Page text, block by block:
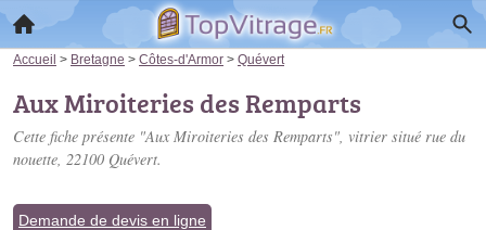
Accueil > Bretagne > Côtes-d'Armor > Quévert
Aux Miroiteries des Remparts
Cette fiche présente "Aux Miroiteries des Remparts", vitrier situé rue du
nouette, 22100 Quévert.
Demande de devis en ligne